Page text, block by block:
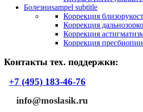
Болезниsampel subtitle
Коррекция
Коррекция
Коррекция
Коррекция пресбиопии
Контакты тех. поддержки:
+7 (495) 183-46-76
info@moslasik.ru